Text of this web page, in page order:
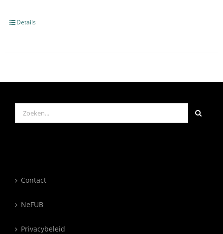
Details
Zoeken
naar:
Contact
NeFUB
Privacybeleid